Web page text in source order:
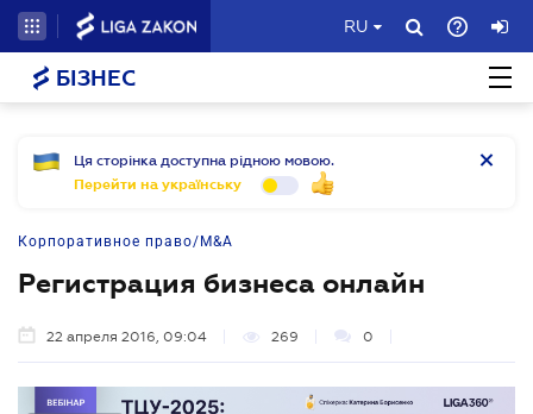
RU
БІЗНЕС
Ця сторінка доступна рідною мовою.
Перейти на українську
Корпоративное право/M&A
Регистрация бизнеса онлайн
22 апреля 2016, 09:04 269 0